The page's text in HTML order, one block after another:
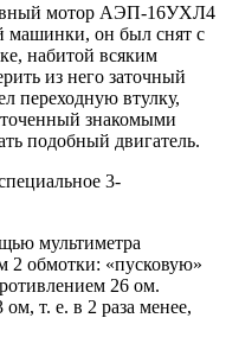
мотор АЭП-16УХЛ4
машинки, он был снят с
набитой всяким
из него заточный
переходную втулку,
знакомыми
подобный двигатель.
3-
мультиметра
2 обмотки: «пусковую»
26 ом.
т. е. в 2 раза менее,